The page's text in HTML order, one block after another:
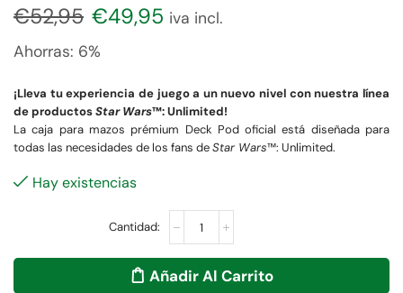
€52,95 €49,95 iva incl.
Ahorras: 6%
¡Lleva tu experiencia de juego a un nuevo nivel con nuestra línea
de productosStar Wars™: Unlimited!
La caja para mazos prémium Deck Pod oficial está diseñada para
todas las necesidades de los fans deStar Wars™: Unlimited.
Hay existencias
Añadir Al Carrito